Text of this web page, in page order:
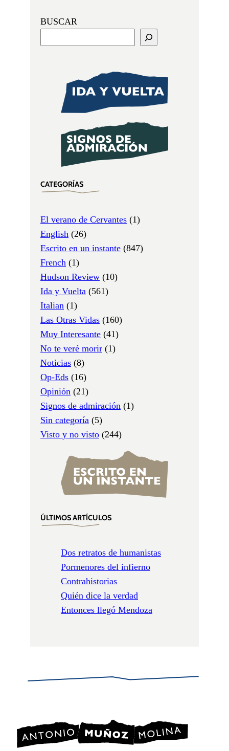
BUSCAR
CATEGORÍAS
El verano de Cervantes (1)
English (26)
Escrito en un instante (847)
French (1)
Hudson Review (10)
Ida y Vuelta (561)
Italian (1)
Las Otras Vidas (160)
Muy Interesante (41)
No te veré morir (1)
Noticias (8)
Op-Eds (16)
Opinión (21)
Signos de admiración (1)
Sin categoría (5)
Visto y no visto (244)
ÚLTIMOS ARTÍCULOS
Dos retratos de humanistas
Pormenores del infierno
Contrahistorias
Quién dice la verdad
Entonces llegó Mendoza